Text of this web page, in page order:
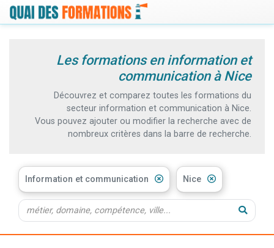
Les formations en information et
communication à Nice
Découvrez et comparez toutes les formations du
secteur information et communication à Nice.
Vous pouvez ajouter ou modifier la recherche avec de
nombreux critères dans la barre de recherche.
Information et communication Nice